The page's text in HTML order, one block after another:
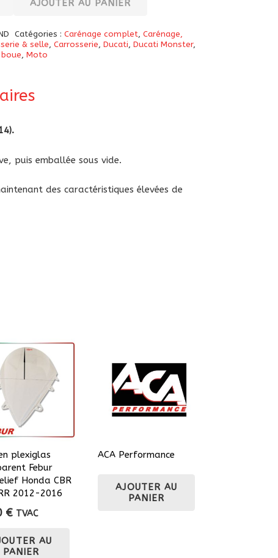
AJOUTER AU PANIER
Catégories : Carénage complet, Carénage,
& selle,Carrosserie,Ducati,Ducati Monster,
,Moto
puis emballée sous vide.
des caractéristiques élevées de
plexiglas
Febur
Honda CBR
2012-2016
€ TVAC
AU
PANIER
ACA Performance
AJOUTER AU
PANIER